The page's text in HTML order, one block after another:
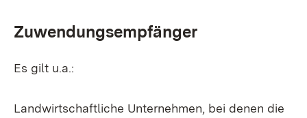
Zuwendungsempfänger
Es gilt u.a.:
Landwirtschaftliche Unternehmen, bei denen die